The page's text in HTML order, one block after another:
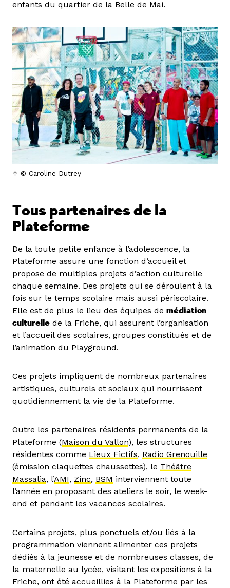
enfants du quartier de la Belle de Mai.
© Caroline Dutrey
Tous partenaires de la
Plateforme
De la toute petite enfance à l’adolescence, la
Plateforme assure une fonction d’accueil et
propose de multiples projets d’action culturelle
chaque semaine. Des projets qui se déroulent à la
fois sur le temps scolaire mais aussi périscolaire.
Elle est de plus le lieu des équipes de médiation
culturelle de la Friche, qui assurent l’organisation
et l’accueil des scolaires, groupes constitués et de
l’animation du Playground.
Ces projets impliquent de nombreux partenaires
artistiques, culturels et sociaux qui nourrissent
quotidiennement la vie de la Plateforme.
Outre les partenaires résidents permanents de la
Plateforme (Maison du Vallon), les structures
résidentes comme Lieux Fictifs, Radio Grenouille
(émission claquettes chaussettes), le Théâtre
Massalia, l’AMI, Zinc, BSM interviennent toute
l’année en proposant des ateliers le soir, le week-
end et pendant les vacances scolaires.
Certains projets, plus ponctuels et/ou liés à la
programmation viennent alimenter ces projets
dédiés à la jeunesse et de nombreuses classes, de
la maternelle au lycée, visitant les expositions à la
Friche, ont été accueillies à la Plateforme par les